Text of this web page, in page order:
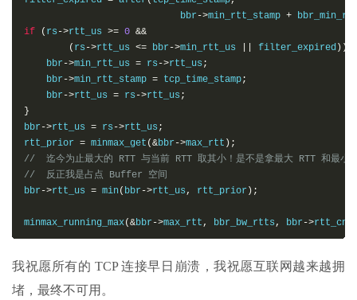
                            bbr
->min_rtt_stamp +
if
( rs ->rtt_us >= 0 &&
( rs ->rtt_us <= bbr->min_rtt_us filter_expired ))
    bbr
->min_rtt_us = rs ->rtt_us ;
    bbr
->min_rtt_stamp = tcp_time_stamp;
    bbr
->rtt_us = rs ->rtt_us ;
}
bbr->rtt_us = rs ->rtt_us ;
rtt_prior = minmax_get (&bbr->max_rtt );
//  迄今为止最大的 RTT 与当前 RTT 取其小！是不是拿最大 RTT 和
//  反正我是占点 Buffer 空间
bbr->rtt_us = min( bbr->rtt_us , rtt_prior );
minmax_running_max(&bbr->max_rtt , bbr_bw_rtts , bbr->rtt_cnt
我祝愿所有的 TCP 连接早日崩溃，我祝愿互联网越来越拥
堵，最终不可用。